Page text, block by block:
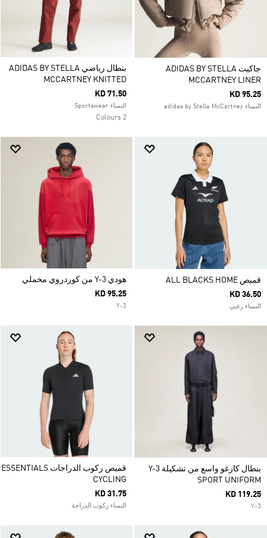
جاكيت ADIDAS BY STELLA
MCCARTNEY LINER
KD 95.25
النساء adidas by Stella McCartney
بنطال رياضي ADIDAS BY STELLA
MCCARTNEY KNITTED
KD 71.50
النساء Sportswear
2 Colours
قميص ALL BLACKS HOME
KD 36.50
النساء رغبي
هودي Y-3 من كوردروي مخملي
KD 95.25
Y-3
بنطال كارغو واسع من تشكيلة Y-3
SPORT UNIFORM
KD 119.25
Y-3
قميص ركوب الدراجات ESSENTIALS
CYCLING
KD 31.75
النساء ركوب الدراجة